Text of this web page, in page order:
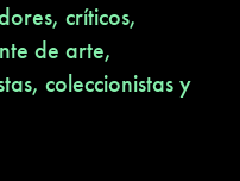
críticos,
de arte,
coleccionistas y